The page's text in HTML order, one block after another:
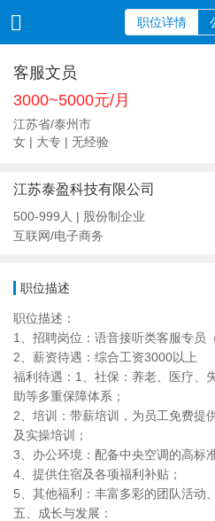
职位详情
客服文员
3000~5000元/月
江苏省/泰州市
女 | 大专 | 无经验
江苏泰盈科技有限公司
500-999人 | 股份制企业
互联网/电子商务
职位描述
职位描述：
1、招聘岗位：语音接听类客服专员
2、薪资待遇：综合工资3000以上
福利待遇：1、社保：养老、医疗、
助等多重保障体系；
2、培训：带薪培训，为员工免费提
及实操培训；
3、办公环境：配备中央空调的高标
4、提供住宿及各项福利补贴；
5、其他福利：丰富多彩的团队活动
五、成长与发展：